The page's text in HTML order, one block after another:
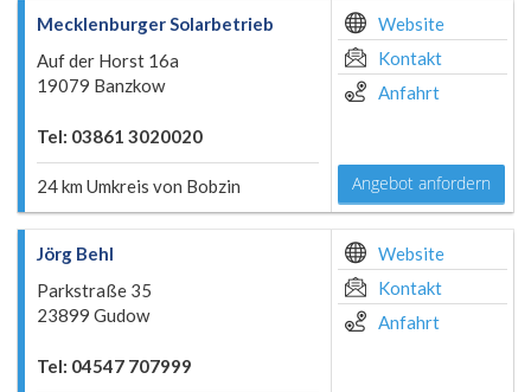
Mecklenburger Solarbetrieb
Auf der Horst 16a
19079 Banzkow
Tel: 03861 3020020
24 km Umkreis von Bobzin
Website
Kontakt
Anfahrt
Angebot anfordern
Jörg Behl
Parkstraße 35
23899 Gudow
Tel: 04547 707999
Website
Kontakt
Anfahrt